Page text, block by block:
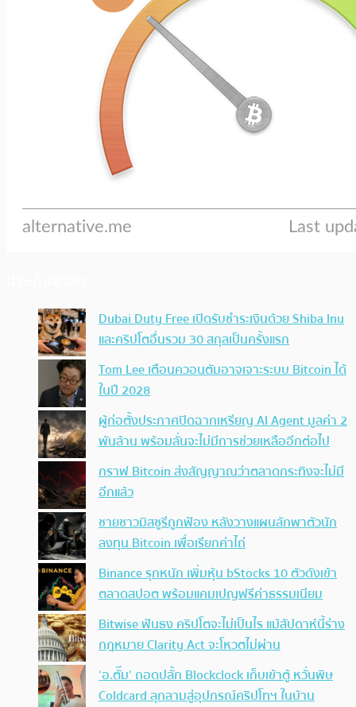
Dubai Duty Free เปิดรับชำระเงินด้วย Shiba Inu
และคริปโตอื่นรวม 30 สกุลเป็นครั้งแรก
Tom Lee เตือนควอนตัมอาจเจาะระบบ Bitcoin ได้
ในปี 2028
ผู้ก่อตั้งประกาศปิดฉากเหรียญ AI Agent มูลค่า 2
พันล้าน พร้อมลั่นจะไม่มีการช่วยเหลืออีกต่อไป
กราฟ Bitcoin ส่งสัญญาณว่าตลาดกระทิงจะไม่มี
อีกแล้ว
ชายชาวมิสซูรีถูกฟ้อง หลังวางแผนลักพาตัวนัก
ลงทุน Bitcoin เพื่อเรียกค่าไถ่
Binance รุกหนัก เพิ่มหุ้น bStocks 10 ตัวดังเข้า
ตลาดสปอต พร้อมแคมเปญฟรีค่าธรรมเนียม
Bitwise ฟันธง คริปโตจะไม่เป็นไร แม้สัปดาห์นี้ร่าง
กฎหมาย Clarity Act จะโหวตไม่ผ่าน
‘อ.ตั๊ม’ ถอดปลั้ก Blockclock เก็บเข้าตู้ หวั่นพิษ
Coldcard ลุกลามสู่อุปกรณ์คริปโทฯ ในบ้าน